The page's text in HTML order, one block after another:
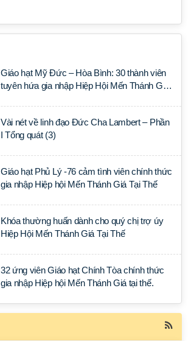
Giáo hạt Mỹ Đức – Hòa Bình: 30 thành viên
tuyên hứa gia nhập Hiệp Hội Mến Thánh Giá
Vài nét về linh đạo Đức Cha Lambert – Phần
I Tổng quát (3)
Giáo hạt Phủ Lý -76 cảm tình viên chính thức
gia nhập Hiệp hội Mến Thánh Giá Tại Thế
Khóa thường huấn dành cho quý chị trợ úy
Hiệp Hội Mến Thánh Giá Tại Thế
32 ứng viên Giáo hạt Chính Tòa chính thức
gia nhập Hiệp hội Mến Thánh Giá tại thế.